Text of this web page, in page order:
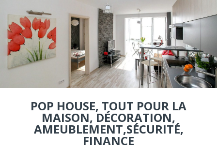
POP HOUSE, TOUT POUR LA
MAISON, DÉCORATION,
AMEUBLEMENT,SÉCURITÉ,
FINANCE